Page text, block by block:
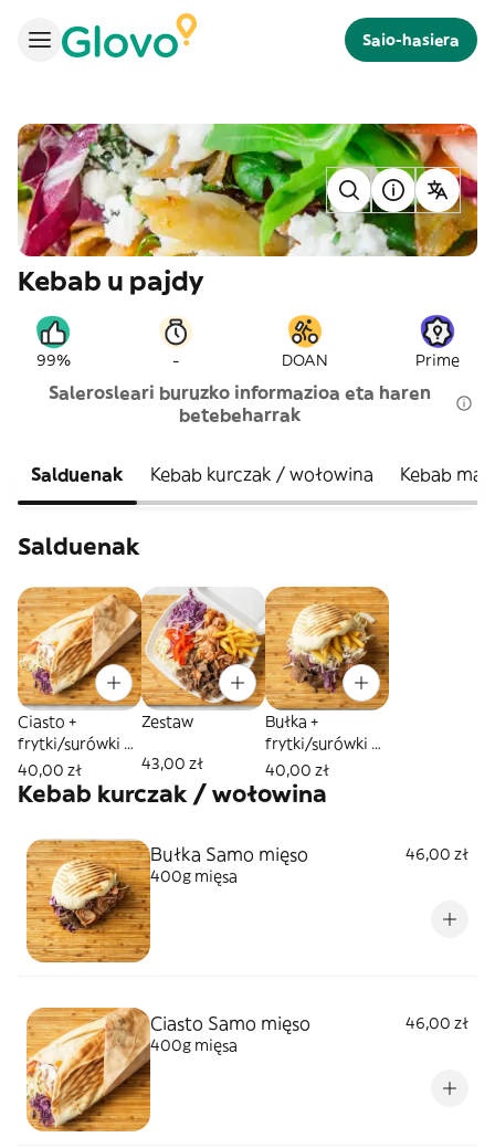
Saio-hasiera
Kebab u pajdy
99% - DOAN Prime
Salerosleari buruzko informazioa eta haren
betebeharrak
Salduenak Kebab kurczak / wołowina Kebab
Salduenak
Ciasto +
frytki/surówki w
środku
40,00 zł
Zestaw
43,00 zł
Bułka +
frytki/surówki w
środku
40,00 zł
Kebab kurczak / wołowina
Bułka Samo mięso
46,00 zł
400g mięsa
Ciasto Samo mięso
46,00 zł
400g mięsa